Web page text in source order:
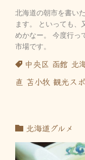
北海道の朝市を書い
ます。 といっても、
めかなー。 今度行っ
市場です。
中央区 函館 北
直 苫小牧 観光ス
北海道グルメ